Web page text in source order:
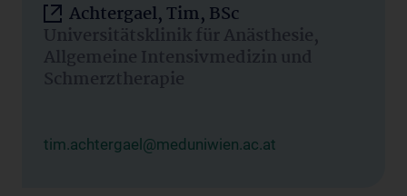
Achtergael, Tim, BSc
Universitätsklinik für Anästhesie,
Allgemeine Intensivmedizin und
Schmerztherapie
tim.achtergael@meduniwien.ac.at